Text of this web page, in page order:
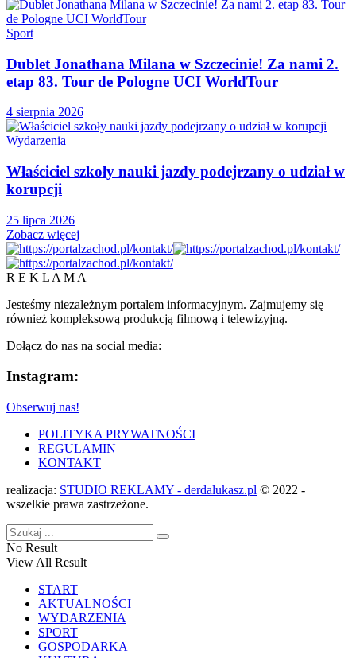
Sport
Dublet Jonathana Milana w Szczecinie! Za nami 2.
etap 83. Tour de Pologne UCI WorldTour
4 sierpnia 2026
Wydarzenia
Właściciel szkoły nauki jazdy podejrzany o udział w
korupcji
25 lipca 2026
Zobacz więcej
R E K L A M A
Jesteśmy niezależnym portalem informacyjnym. Zajmujemy się
również kompleksową produkcją filmową i telewizyjną.
Dołącz do nas na social media:
Instagram:
Obserwuj nas!
POLITYKA PRYWATNOŚCI
REGULAMIN
KONTAKT
realizacja: STUDIO REKLAMY - derdalukasz.pl © 2022 -
wszelkie prawa zastrzeżone.
No Result
View All Result
START
AKTUALNOŚCI
WYDARZENIA
SPORT
GOSPODARKA